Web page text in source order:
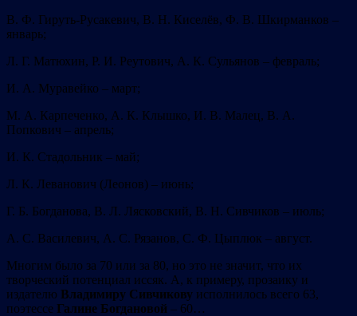
В. Ф. Гируть-Русакевич, В. Н. Киселёв, Ф. В. Шкирманков –
январь;
Л. Г. Матюхин, Р. И. Реутович, А. К. Сульянов – февраль;
И. А. Муравейко – март;
М. А. Карпеченко, А. К. Клышко, И. В. Малец, В. А.
Попкович – апрель;
И. К. Стадольник – май;
Л. К. Леванович (Леонов) – июнь;
Г. Б. Богданова, В. Л. Лясковский, В. Н. Сивчиков – июль;
А. С. Василевич, А. С. Рязанов, С. Ф. Цыплюк – август.
Многим было за 70 или за 80, но это не значит, что их
творческий потенциал иссяк. А, к примеру, прозаику и
издателю Владимиру Сивчикову исполнилось всего 63,
поэтессе Галине Богдановой – 60…